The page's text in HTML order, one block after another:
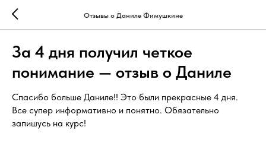
Отзывы о Даниле Фимушкине
За 4 дня получил четкое
понимание — отзыв о Даниле
Спасибо больше Даниле!! Это были прекрасные 4 дня.
Все супер информативно и понятно. Обязательно
запишусь на курс!